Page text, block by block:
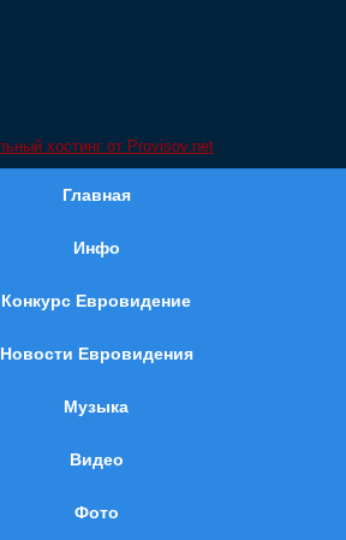
Главная
Инфо
Конкурс Евровидение
Новости Евровидения
Музыка
Видео
Фото